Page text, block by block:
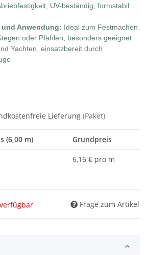
UV-beständig, formstabil
Anwendung: Ideal zum Festmachen
oder Pfählen, besonders geeignet
Yachten, einsatzbereit durch
Lieferung (Paket)
(6,00 m) Grundpreis
6,16 € pro m
Frage zum Artikel